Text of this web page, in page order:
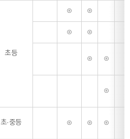
초등
⊙ ⊙
⊙ ⊙
⊙ ⊙
⊙
초·중등 ⊙ ⊙ ⊙